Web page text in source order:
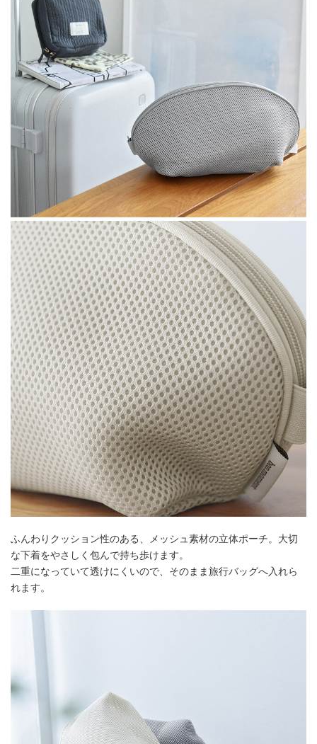
ふんわりクッション性のある、メッシュ素材の立体ポーチ。大切
な下着をやさしく包んで持ち歩けます。
二重になっていて透けにくいので、そのまま旅行バッグへ入れら
れます。